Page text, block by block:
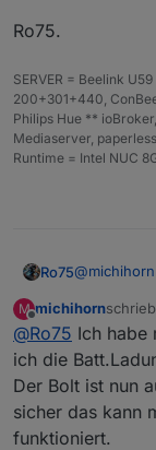
ack
'
a
HE
X
z.
8)
RG
BA
z.
Dynamik
HEX/RGB/
Ro75.
SERVER = Beelink
200+301+440,
Philips Hue **
Mediaserver,
Runtime = Intel NUC
Ro75@michihorn
z.B. größer
erkennt es
showBolt
mitboltPos
andere
linker und
Ro75.
M
Offline
michihorn
zuletzt
@Ro75 Ich habe
ich die
Der Bolt ist nun
sicher das kann
funktioniert.